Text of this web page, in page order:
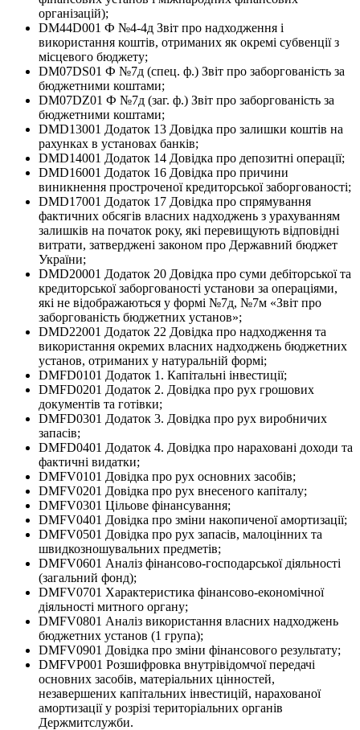
організацій);
DM44D001 Ф №4-4д Звіт про надходження і
використання коштів, отриманих як окремі субвенції з
місцевого бюджету;
DM07DS01 Ф №7д (спец. ф.) Звіт про заборгованість за
бюджетними коштами;
DM07DZ01 Ф №7д (заг. ф.) Звіт про заборгованість за
бюджетними коштами;
DMD13001 Додаток 13 Довідка про залишки коштів на
рахунках в установах банків;
DMD14001 Додаток 14 Довідка про депозитні операції;
DMD16001 Додаток 16 Довідка про причини
виникнення простроченої кредиторської заборгованості;
DMD17001 Додаток 17 Довідка про спрямування
фактичних обсягів власних надходжень з урахуванням
залишків на початок року, які перевищують відповідні
витрати, затверджені законом про Державний бюджет
України;
DMD20001 Додаток 20 Довідка про суми дебіторської та
кредиторської заборгованості установи за операціями,
які не відображаються у формі №7д, №7м «Звіт про
заборгованість бюджетних установ»;
DMD22001 Додаток 22 Довідка про надходження та
використання окремих власних надходжень бюджетних
установ, отриманих у натуральній формі;
DMFD0101 Додаток 1. Капітальні інвестиції;
DMFD0201 Додаток 2. Довідка про рух грошових
документів та готівки;
DMFD0301 Додаток 3. Довідка про рух виробничих
запасів;
DMFD0401 Додаток 4. Довідка про нараховані доходи та
фактичні видатки;
DMFV0101 Довідка про рух основних засобів;
DMFV0201 Довідка про рух внесеного капіталу;
DMFV0301 Цільове фінансування;
DMFV0401 Довідка про зміни накопиченої амортизації;
DMFV0501 Довідка про рух запасів, малоцінних та
швидкозношувальних предметів;
DMFV0601 Аналіз фінансово-господарської діяльності
(загальний фонд);
DMFV0701 Характеристика фінансово-економічної
діяльності митного органу;
DMFV0801 Аналіз використання власних надходжень
бюджетних установ (1 група);
DMFV0901 Довідка про зміни фінансового результату;
DMFVP001 Розшифровка внутрівідомчої передачі
основних засобів, матеріальних цінностей,
незавершених капітальних інвестицій, нарахованої
амортизації у розрізі територіальних органів
Держмитслужби.